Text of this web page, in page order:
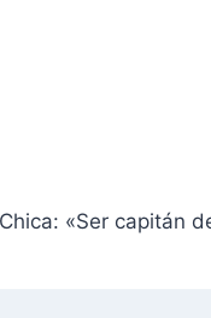
Chica: «Ser capitán